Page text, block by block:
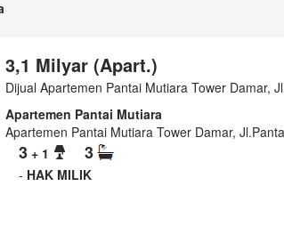
3,1 Milyar (Apart.)
Dijual Apartemen Pantai Mutiara Tower Damar,
Apartemen Pantai Mutiara
Apartemen Pantai Mutiara Tower Damar,
3 + 1 3
- HAK MILIK